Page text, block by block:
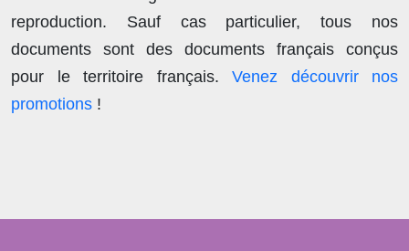
reproduction. Sauf cas particulier, tous nos
documents sont des documents français conçus
pour le territoire français. Venez découvrir nos
promotions !